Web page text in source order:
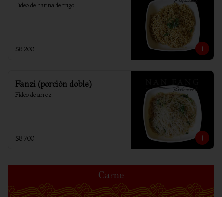
Fideo de harina de trigo
$8.200
Fanzi (porción doble)
Fideo de arroz
$8.700